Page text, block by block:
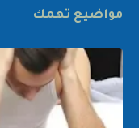
مواضيع تهمك